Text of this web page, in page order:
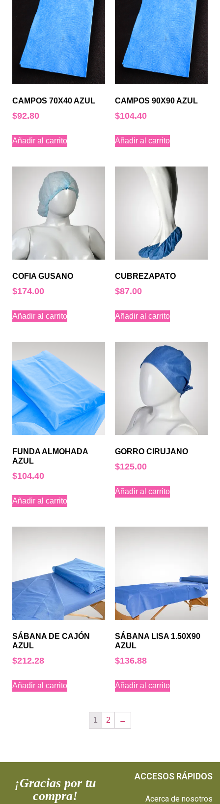
CAMPOS 70X40 AZUL
$92.80
Añadir al carrito
CAMPOS 90X90 AZUL
$104.40
Añadir al carrito
COFIA GUSANO
$174.00
Añadir al carrito
CUBREZAPATO
$87.00
Añadir al carrito
FUNDA ALMOHADA
AZUL
$104.40
Añadir al carrito
GORRO CIRUJANO
$125.00
Añadir al carrito
SÁBANA DE CAJÓN
AZUL
$212.28
Añadir al carrito
SÁBANA LISA 1.50X90
AZUL
$136.88
Añadir al carrito
1 2 →
¡Gracias por tu
compra!
ACCESOS RÁPIDOS
Acerca de nosotros